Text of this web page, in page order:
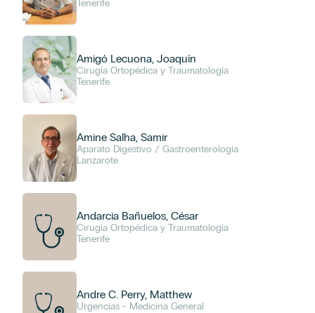
Tenerife
Amigó Lecuona, Joaquín
Cirugía Ortopédica y Traumatología
Tenerife
Amine Salha, Samir
Aparato Digestivo / Gastroenterología
Lanzarote
Andarcia Bañuelos, César
Cirugía Ortopédica y Traumatología
Tenerife
Andre C. Perry, Matthew
Urgencias - Medicina General